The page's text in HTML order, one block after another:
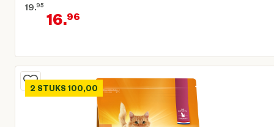
19.95
Oorspronkelijke prijs € 19,95
16.96
Huidige prijs € 16,96
2 STUKS 100,00